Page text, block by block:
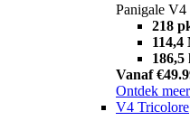
Panigale V4
218
114,4
186,5
Vanaf
Ontdek meer
V4 Tricolore